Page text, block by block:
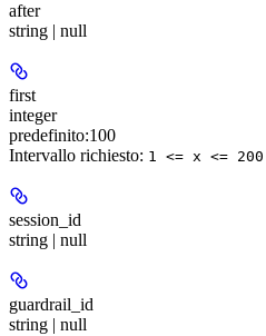
after
string | null
first
integer
predefinito:100
Intervallo richiesto: 1 <= x <= 200
session_id
string | null
guardrail_id
string | null